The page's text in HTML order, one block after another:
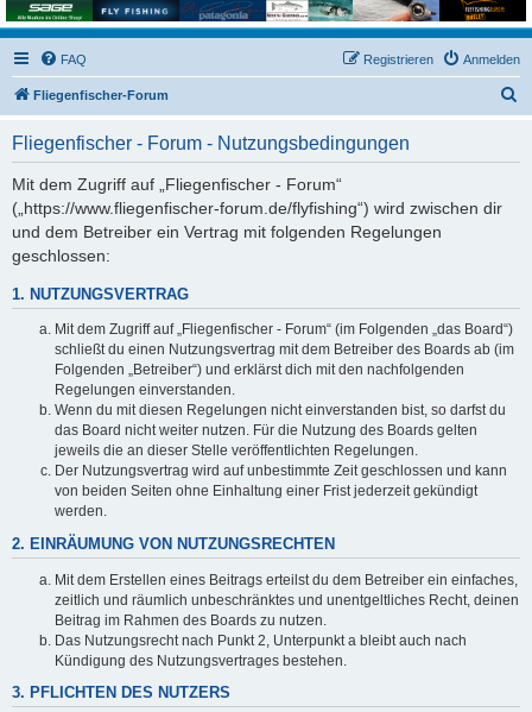
FAQ Anmelden
Registrieren
Fliegenfischer-Forum
Fliegenfischer - Forum - Nutzungsbedingungen
Mit dem Zugriff auf „Fliegenfischer - Forum“
(„https://www.fliegenfischer-forum.de/flyfishing“) wird zwischen dir
und dem Betreiber ein Vertrag mit folgenden Regelungen
geschlossen:
1. NUTZUNGSVERTRAG
Mit dem Zugriff auf „Fliegenfischer - Forum“ (im Folgenden „das Board“)
schließt du einen Nutzungsvertrag mit dem Betreiber des Boards ab (im
Folgenden „Betreiber“) und erklärst dich mit den nachfolgenden
Regelungen einverstanden.
Wenn du mit diesen Regelungen nicht einverstanden bist, so darfst du
das Board nicht weiter nutzen. Für die Nutzung des Boards gelten
jeweils die an dieser Stelle veröffentlichten Regelungen.
Der Nutzungsvertrag wird auf unbestimmte Zeit geschlossen und kann
von beiden Seiten ohne Einhaltung einer Frist jederzeit gekündigt
werden.
2. EINRÄUMUNG VON NUTZUNGSRECHTEN
Mit dem Erstellen eines Beitrags erteilst du dem Betreiber ein einfaches,
zeitlich und räumlich unbeschränktes und unentgeltliches Recht, deinen
Beitrag im Rahmen des Boards zu nutzen.
Das Nutzungsrecht nach Punkt 2, Unterpunkt a bleibt auch nach
Kündigung des Nutzungsvertrages bestehen.
3. PFLICHTEN DES NUTZERS